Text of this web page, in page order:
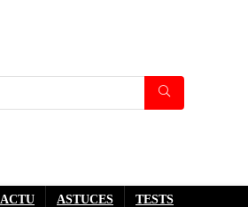
ACTU ASTUCES TESTS